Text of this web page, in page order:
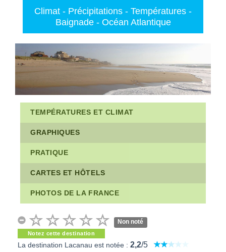
Climat - Précipitations - Températures -
Baignade - Océan Atlantique
TEMPÉRATURES ET CLIMAT
GRAPHIQUES
PRATIQUE
CARTES ET HÔTELS
PHOTOS DE LA FRANCE
Non noté
Notez cette destination
La destination Lacanau est notée : 2,2/5